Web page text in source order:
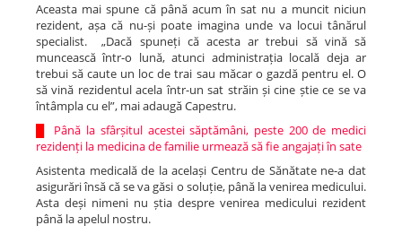
Aceasta mai spune că până acum în sat nu a muncit niciun
rezident, așa că nu-și poate imagina unde va locui tânărul
specialist. „Dacă spuneți că acesta ar trebui să vină să
muncească într-o lună, atunci administrația locală deja ar
trebui să caute un loc de trai sau măcar o gazdă pentru el. O
să vină rezidentul acela într-un sat străin și cine știe ce se va
întâmpla cu el”, mai adaugă Capestru.
Până la sfârșitul acestei săptămâni, peste 200 de medici
rezidenți la medicina de familie urmează să fie angajați în sate
Asistenta medicală de la același Centru de Sănătate ne-a dat
asigurări însă că se va găsi o soluție, până la venirea medicului.
Asta deși nimeni nu știa despre venirea medicului rezident
până la apelul nostru.